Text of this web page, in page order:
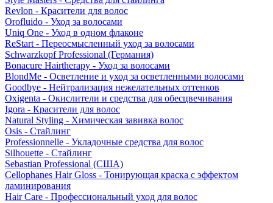
Revlon - Красители для волос
Orofluido - Уход за волосами
Uniq One - Уход в одном флаконе
ReStart - Переосмысленный уход за волосами
Schwarzkopf Professional (Германия)
Bonacure Hairtherapy - Уход за волосами
BlondMe - Осветление и уход за осветленными волосами
Goodbye - Нейтрализация нежелательных оттенков
Oxigenta - Окислители и средства для обесцвечивания
Igora - Красители для волос
Natural Styling - Химическая завивка волос
Osis - Стайлинг
Professionnelle - Укладочные средства для волос
Silhouette - Стайлинг
Sebastian Professional (США)
Cellophanes Hair Gloss - Тонирующая краска с эффектом
ламинирования
Hair Care - Профессиональный уход для волос